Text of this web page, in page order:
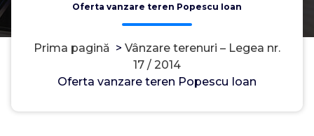
Oferta vanzare teren Popescu Ioan
Prima pagină > Vânzare terenuri – Legea nr.
17 / 2014
Oferta vanzare teren Popescu Ioan